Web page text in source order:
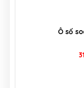
Bộ lắp